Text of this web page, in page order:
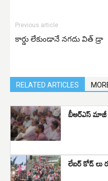
Previous article
కార్డు లేకుండానే నగదు విత్ డ్రా
RELATED ARTICLES
బీఆర్ఎస్ మాజీ
లేబర్ కోడ్ లు